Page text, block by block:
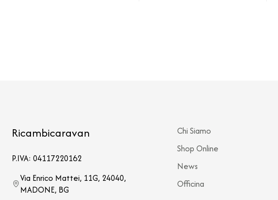
Ricambicaravan
P.IVA: 04117220162
Via Enrico Mattei, 11G, 24040,
MADONE, BG
Chi Siamo
Shop Online
News
Officina